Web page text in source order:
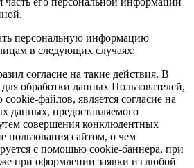
персональную информацию
в следующих случаях:
согласие на такие действия. В
обработки данных Пользователей,
файлов, является согласие на
данных, предоставляемого
совершения конклюдентных
пользования сайтом, о чем
с помощью cookie-баннера, при
при оформлении заявки из любой